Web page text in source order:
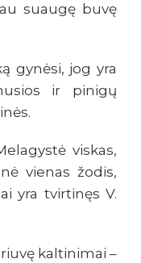
suaugę buvę
gynėsi, jog yra
ir pinigų
viskas,
vienas žodis,
yra tvirtinęs V.
kaltinimai –